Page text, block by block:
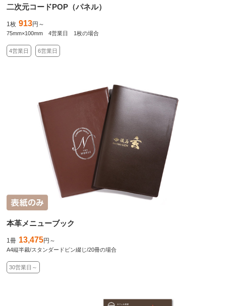
二次元コードPOP（パネル）
1枚 913円～
75mm×100mm 4営業日 1枚の場合
4営業日 6営業日
本革メニューブック
1冊 13,475円～
A4縦半裁/スタンダードピン綴じ/20冊の場合
30営業日～